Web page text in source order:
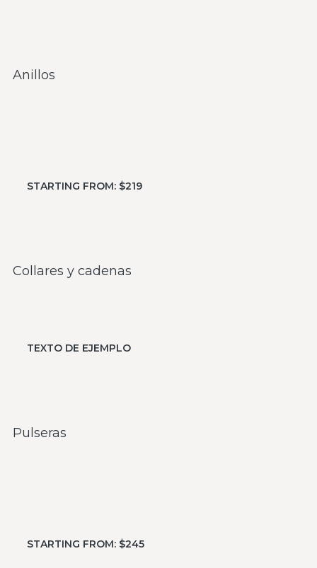
Anillos
STARTING FROM: $219
Collares y cadenas
TEXTO DE EJEMPLO
Pulseras
STARTING FROM: $245